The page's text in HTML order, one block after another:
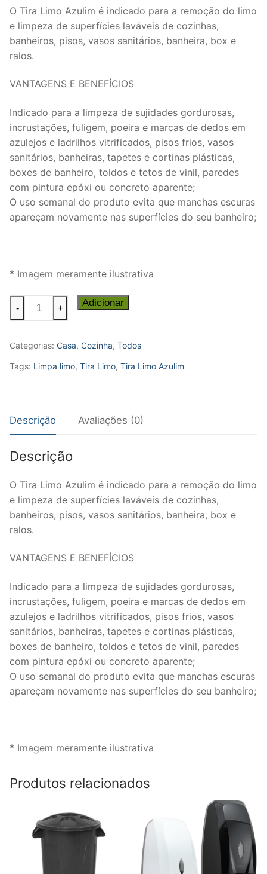
O Tira Limo Azulim é indicado para a remoção do limo
e limpeza de superfícies laváveis de cozinhas,
banheiros, pisos, vasos sanitários, banheira, box e
ralos.
VANTAGENS E BENEFÍCIOS
Indicado para a limpeza de sujidades gordurosas,
incrustações, fuligem, poeira e marcas de dedos em
azulejos e ladrilhos vitrificados, pisos frios, vasos
sanitários, banheiras, tapetes e cortinas plásticas,
boxes de banheiro, toldos e tetos de vinil, paredes
com pintura epóxi ou concreto aparente;
O uso semanal do produto evita que manchas escuras
apareçam novamente nas superfícies do seu banheiro;
* Imagem meramente ilustrativa
Limo
550
ml
- + Adicionar
Categorias: Casa, Cozinha, Todos
Tags: Limpa limo, Tira Limo, Tira Limo Azulim
Descrição Avaliações (0)
Descrição
O Tira Limo Azulim é indicado para a remoção do limo
e limpeza de superfícies laváveis de cozinhas,
banheiros, pisos, vasos sanitários, banheira, box e
ralos.
VANTAGENS E BENEFÍCIOS
Indicado para a limpeza de sujidades gordurosas,
incrustações, fuligem, poeira e marcas de dedos em
azulejos e ladrilhos vitrificados, pisos frios, vasos
sanitários, banheiras, tapetes e cortinas plásticas,
boxes de banheiro, toldos e tetos de vinil, paredes
com pintura epóxi ou concreto aparente;
O uso semanal do produto evita que manchas escuras
apareçam novamente nas superfícies do seu banheiro;
* Imagem meramente ilustrativa
Produtos relacionados